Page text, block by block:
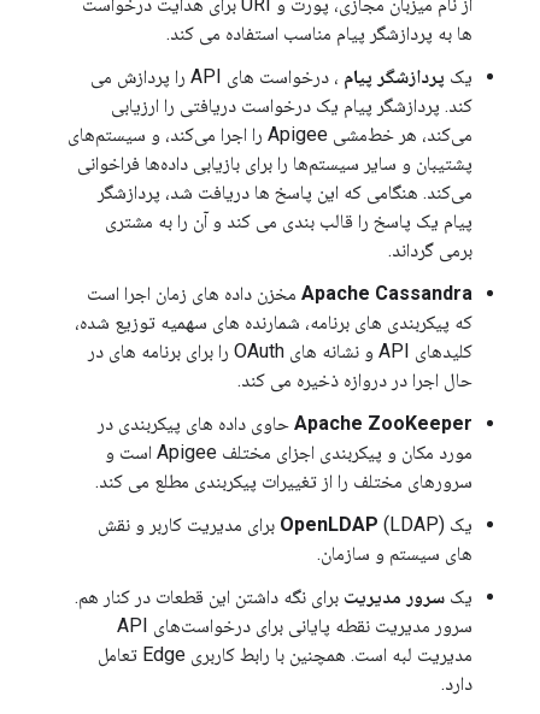
ها به پردازشگر پیام مناسب استفاده می کند.
یک پردازشگر پیام
، درخواست های API را پردازش می
کند. پردازشگر پیام یک درخواست دریافتی را ارزیابی
می‌کند، هر خط‌مشی Apigee را اجرا می‌کند، و سیستم‌های
پشتیبان و سایر سیستم‌ها را برای بازیابی داده‌ها فراخوانی
می‌کند. هنگامی که این پاسخ ها دریافت شد، پردازشگر
پیام یک پاسخ را قالب بندی می کند و آن را به مشتری
برمی گرداند.
Apache Cassandra مخزن داده های زمان اجرا است
که پیکربندی های برنامه، شمارنده های سهمیه توزیع شده،
کلیدهای API و نشانه های OAuth را برای برنامه های در
حال اجرا در دروازه ذخیره می کند.
Apache ZooKeeper حاوی داده های پیکربندی در
مورد مکان و پیکربندی اجزای مختلف Apigee است و
سرورهای مختلف را از تغییرات پیکربندی مطلع می کند.
یک
OpenLDAP (LDAP) برای مدیریت کاربر و نقش
های سیستم و سازمان.
یک سرور مدیریت برای نگه داشتن این قطعات در کنار هم.
سرور مدیریت نقطه پایانی برای درخواست‌های API
مدیریت لبه است. همچنین با رابط کاربری Edge تعامل
دارد.